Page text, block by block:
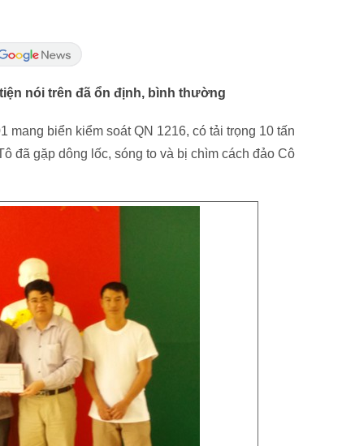
nói trên đã ổn định, bình thường
mang biển kiểm soát QN 1216, có tải trọng 10 tấn
đã gặp dông lốc, sóng to và bị chìm cách đảo Cô